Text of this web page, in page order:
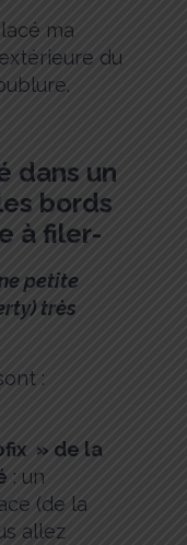
ma
du
dans un
bords
à filer-
petite
très
:
» de la
: un
(de la
allez